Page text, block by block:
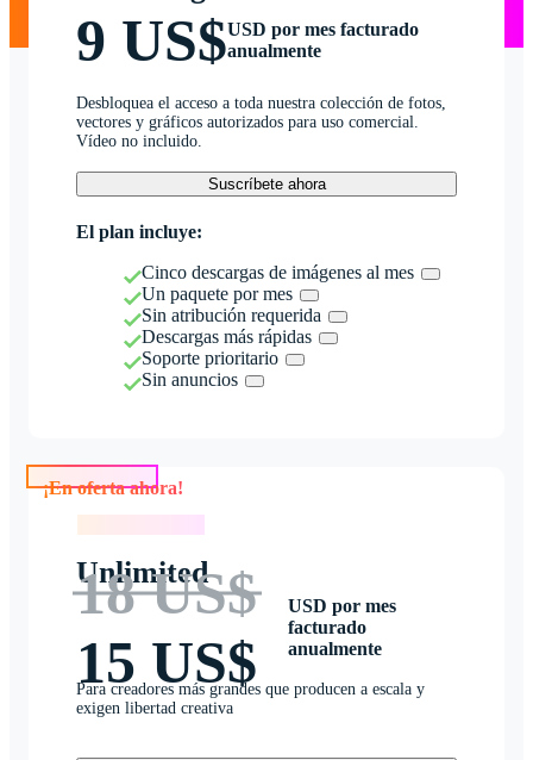
9 US$USD por mes facturado
anualmente
Desbloquea el acceso a toda nuestra colección de fotos,
vectores y gráficos autorizados para uso comercial.
Vídeo no incluido.
Suscríbete ahora
El plan incluye:
Cinco descargas de imágenes al mes
Un paquete por mes
Sin atribución requerida
Descargas más rápidas
Soporte prioritario
Sin anuncios
Unlimited
18 US$
15 US$
USD por mes
facturado
anualmente
Para creadores más grandes que producen a escala y
exigen libertad creativa